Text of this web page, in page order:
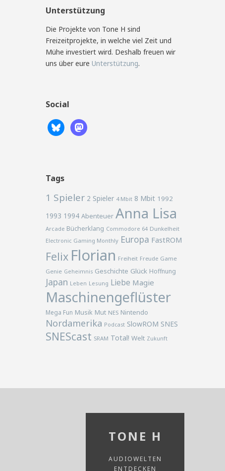
Unterstützung
Die Projekte von Tone H sind
Freizeitprojekte, in welche viel Zeit und
Mühe investiert wird. Deshalb freuen wir
uns über eure Unterstützung.
Social
Tags
1 Spieler 2 Spieler 4 Mbit 8 Mbit 1992
1993 1994 Abenteuer Anna Lisa
Arcade Bücherklang Commodore 64 Dunkelheit
Electronic Gaming Monthly Europa FastROM
Felix Florian Freiheit Freude Game
Genie Geheimnis Geschichte Glück Hoffnung
Japan Leben Lesung Liebe Magie
Maschinengeflüster
Mega Fun Musik Mut NES Nintendo
Nordamerika Podcast SlowROM SNES
SNEScast SRAM Total! Welt Zukunft
TONE H
AUDIOWELTEN
ENTDECKEN